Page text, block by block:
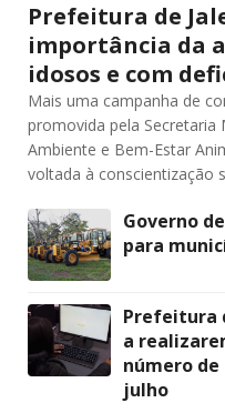
Prefeitura de
importância da
idosos e com
Mais uma campanha de
promovida pela Secretaria
Ambiente e Bem-Estar
voltada à conscientização
Governo
para
Prefeitura
a
número
julho